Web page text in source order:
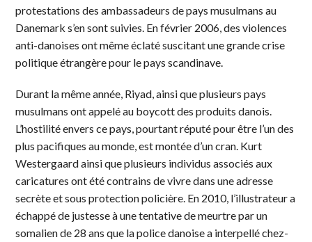
protestations des ambassadeurs de pays musulmans au
Danemark s’en sont suivies. En février 2006, des violences
anti-danoises ont même éclaté suscitant une grande crise
politique étrangère pour le pays scandinave.
Durant la même année, Riyad, ainsi que plusieurs pays
musulmans ont appelé au boycott des produits danois.
L’hostilité envers ce pays, pourtant réputé pour être l’un des
plus pacifiques au monde, est montée d’un cran. Kurt
Westergaard ainsi que plusieurs individus associés aux
caricatures ont été contrains de vivre dans une adresse
secrète et sous protection policière. En 2010, l’illustrateur a
échappé de justesse à une tentative de meurtre par un
somalien de 28 ans que la police danoise a interpellé chez-